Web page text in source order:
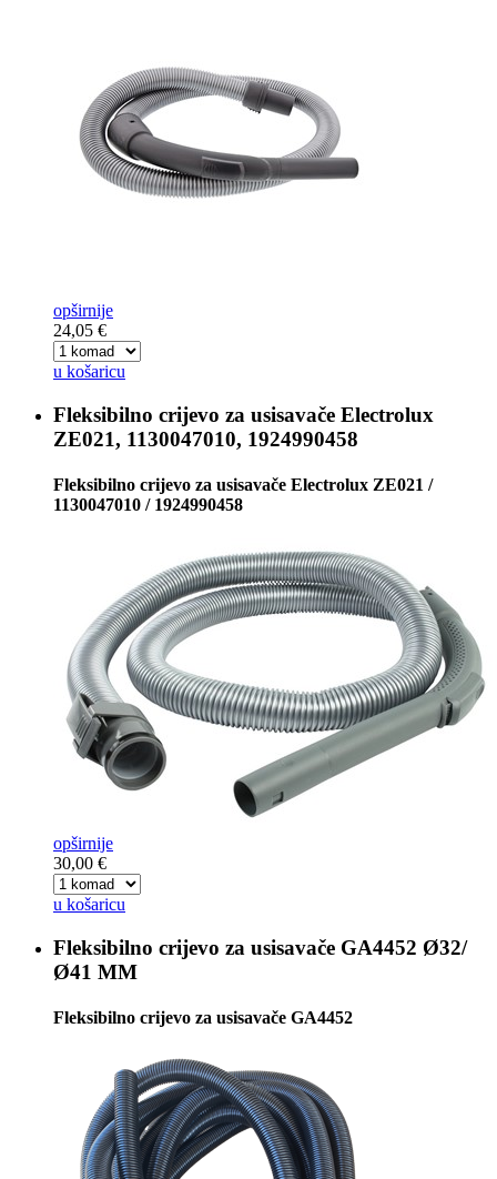
opširnije
24,05 €
u košaricu
Fleksibilno crijevo za usisavače Electrolux
ZE021, 1130047010, 1924990458
Fleksibilno crijevo za usisavače Electrolux ZE021 /
1130047010 / 1924990458
opširnije
30,00 €
u košaricu
Fleksibilno crijevo za usisavače GA4452 Ø32/
Ø41 MM
Fleksibilno crijevo za usisavače GA4452